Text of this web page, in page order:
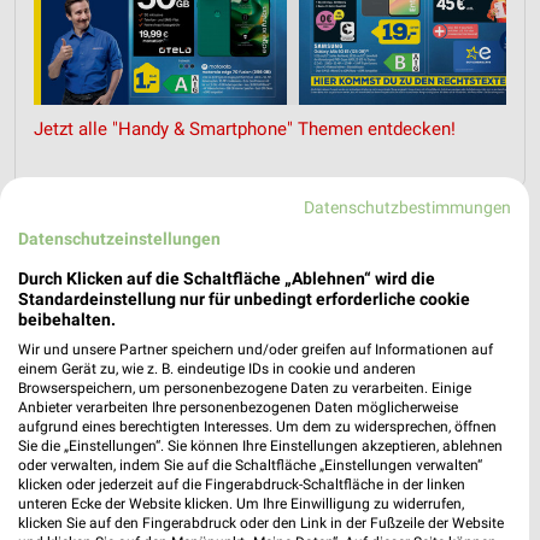
Jetzt alle "Handy & Smartphone" Themen entdecken!
MEHR PROSPEKTE
weekli - Prospekte & Angebote App
Alle EURONICS Angebote immer griffbereit – mit der
kostenlosen weekli App für iOS & Android.
✔Standortgenaue Angebote
Datenschutzbestimmungen
Datenschutzeinstellungen
Durch Klicken auf die Schaltfläche „Ablehnen“ wird die
Standardeinstellung nur für unbedingt erforderliche cookie
beibehalten.
Wir und unsere Partner speichern und/oder greifen auf Informationen auf
einem Gerät zu, wie z. B. eindeutige IDs in cookie und anderen
Browserspeichern, um personenbezogene Daten zu verarbeiten. Einige
Anbieter verarbeiten Ihre personenbezogenen Daten möglicherweise
aufgrund eines berechtigten Interesses. Um dem zu widersprechen, öffnen
Sie die „Einstellungen“. Sie können Ihre Einstellungen akzeptieren, ablehnen
oder verwalten, indem Sie auf die Schaltfläche „Einstellungen verwalten“
klicken oder jederzeit auf die Fingerabdruck-Schaltfläche in der linken
unteren Ecke der Website klicken. Um Ihre Einwilligung zu widerrufen,
klicken Sie auf den Fingerabdruck oder den Link in der Fußzeile der Website